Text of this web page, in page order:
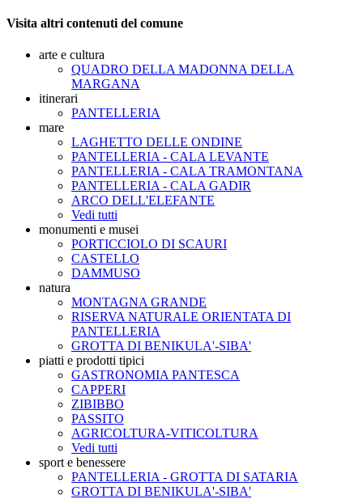
Visita altri contenuti del comune
arte e cultura
QUADRO DELLA MADONNA DELLA
MARGANA
itinerari
PANTELLERIA
mare
LAGHETTO DELLE ONDINE
PANTELLERIA - CALA LEVANTE
PANTELLERIA - CALA TRAMONTANA
PANTELLERIA - CALA GADIR
ARCO DELL'ELEFANTE
Vedi tutti
monumenti e musei
PORTICCIOLO DI SCAURI
CASTELLO
DAMMUSO
natura
MONTAGNA GRANDE
RISERVA NATURALE ORIENTATA DI
PANTELLERIA
GROTTA DI BENIKULA'-SIBA'
piatti e prodotti tipici
GASTRONOMIA PANTESCA
CAPPERI
ZIBIBBO
PASSITO
AGRICOLTURA-VITICOLTURA
Vedi tutti
sport e benessere
PANTELLERIA - GROTTA DI SATARIA
GROTTA DI BENIKULA'-SIBA'